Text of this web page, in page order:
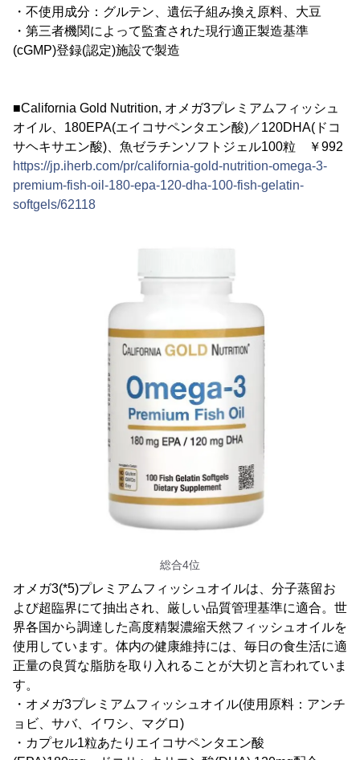
・不使用成分：グルテン、遺伝子組み換え原料、大豆
・第三者機関によって監査された現行適正製造基準
(cGMP)登録(認定)施設で製造
■California Gold Nutrition, オメガ3プレミアムフィッシュ
オイル、180EPA(エイコサペンタエン酸)／120DHA(ドコ
サヘキサエン酸)、魚ゼラチンソフトジェル100粒 ￥992
https://jp.iherb.com/pr/california-gold-nutrition-omega-3-
premium-fish-oil-180-epa-120-dha-100-fish-gelatin-
softgels/62118
総合4位
オメガ3(*5)プレミアムフィッシュオイルは、分子蒸留お
よび超臨界にて抽出され、厳しい品質管理基準に適合。世
界各国から調達した高度精製濃縮天然フィッシュオイルを
使用しています。体内の健康維持には、毎日の食生活に適
正量の良質な脂肪を取り入れることが大切と言われていま
す。
・オメガ3プレミアムフィッシュオイル(使用原料：アンチ
ョビ、サバ、イワシ、マグロ)
・カプセル1粒あたりエイコサペンタエン酸